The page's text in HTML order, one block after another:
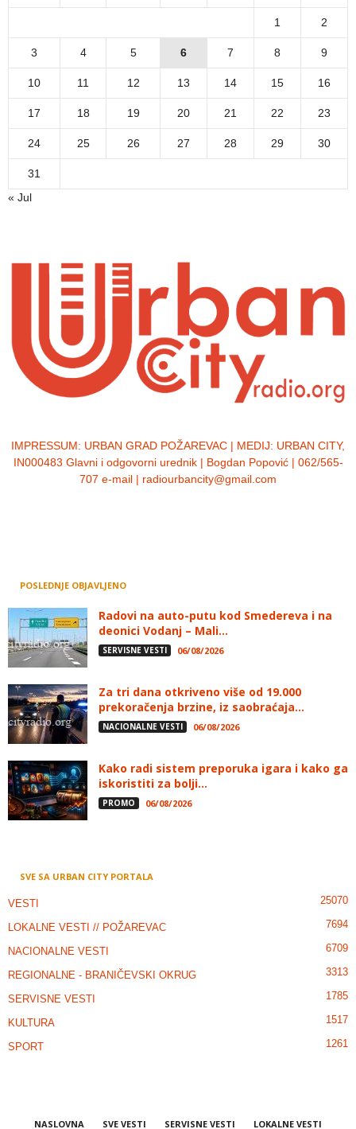
1 2
3 4 5 6 7 8 9
10 11 12 13 14 15 16
17 18 19 20 21 22 23
24 25 26 27 28 29 30
31
« Jul
IMPRESSUM: URBAN GRAD POŽAREVAC | MEDIJ: URBAN CITY,
IN000483 Glavni i odgovorni urednik | Bogdan Popović | 062/565-
707 e-mail | radiourbancity@gmail.com
POSLEDNJE OBJAVLJENO
Radovi na auto-putu kod Smedereva i na
deonici Vodanj – Mali...
SERVISNE VESTI 06/08/2026
Za tri dana otkriveno više od 19.000
prekoračenja brzine, iz saobraćaja...
NACIONALNE VESTI 06/08/2026
Kako radi sistem preporuka igara i kako ga
iskoristiti za bolji...
PROMO 06/08/2026
SVE SA URBAN CITY PORTALA
VESTI 25070
LOKALNE VESTI // POŽAREVAC 7694
NACIONALNE VESTI 6709
REGIONALNE - BRANIČEVSKI OKRUG 3313
SERVISNE VESTI 1785
KULTURA 1517
SPORT 1261
NASLOVNA SVE VESTI SERVISNE VESTI LOKALNE VESTI